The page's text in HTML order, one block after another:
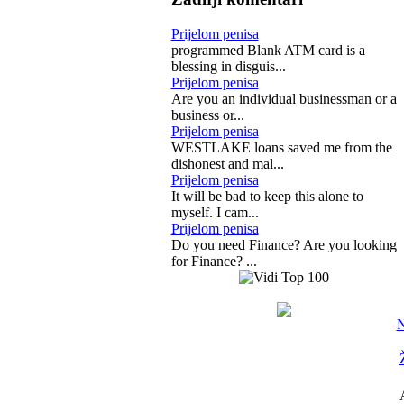
Prijelom penisa
programmed Blank ATM card is a
blessing in disguis...
Prijelom penisa
Are you an individual businessman or a
business or...
Prijelom penisa
WESTLAKE loans saved me from the
dishonest and mal...
Prijelom penisa
It will be bad to keep this alone to
myself. I cam...
Prijelom penisa
Do you need Finance? Are you looking
for Finance? ...